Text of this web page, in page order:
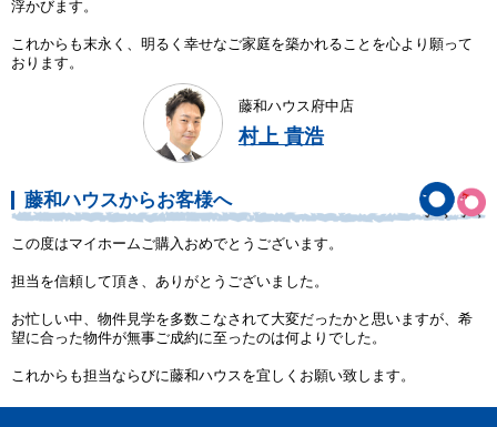
浮かびます。
これからも末永く、明るく幸せなご家庭を築かれることを心より願って
おります。
藤和ハウス府中店
村上 貴浩
藤和ハウスからお客様へ
この度はマイホームご購入おめでとうございます。
担当を信頼して頂き、ありがとうございました。
お忙しい中、物件見学を多数こなされて大変だったかと思いますが、希
望に合った物件が無事ご成約に至ったのは何よりでした。
これからも担当ならびに藤和ハウスを宜しくお願い致します。